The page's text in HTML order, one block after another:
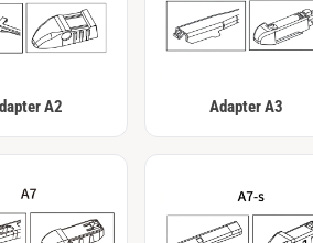
A2 Adapter A3